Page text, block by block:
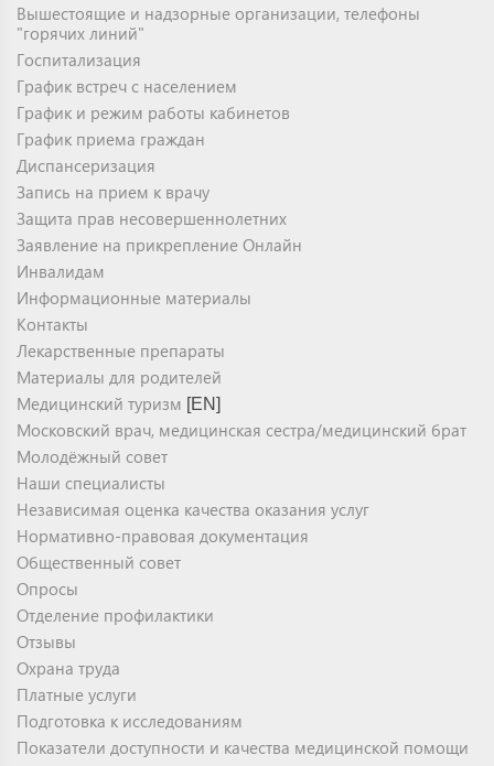
Вышестоящие и надзорные организации, телефоны
"горячих линий"
Госпитализация
График встреч с населением
График и режим работы кабинетов
График приема граждан
Диспансеризация
Запись на прием к врачу
Защита прав несовершеннолетних
Заявление на прикрепление Онлайн
Инвалидам
Информационные материалы
Контакты
Лекарственные препараты
Материалы для родителей
Медицинский туризм [EN]
Московский врач, медицинская сестра/медицинский брат
Молодёжный совет
Наши специалисты
Независимая оценка качества оказания услуг
Нормативно-правовая документация
Общественный совет
Опросы
Отделение профилактики
Отзывы
Охрана труда
Платные услуги
Подготовка к исследованиям
Показатели доступности и качества медицинской помощи